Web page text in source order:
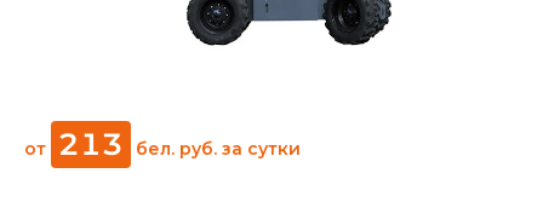
от 213 бел. руб. за сутки